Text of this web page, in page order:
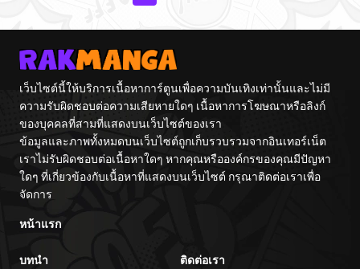
เว็บไซต์นี้ให้บริการเนื้อหาการ์ตูนเพื่อความบันเทิงเท่านั้นและไม่มี
ความรับผิดชอบต่อความเสียหายใดๆ เนื้อหาการโฆษณาหรือลิงก์
ของบุคคลที่สามที่แสดงบนเว็บไซต์ของเรา
ข้อมูลและภาพทั้งหมดบนเว็บไซต์ถูกเก็บรวบรวมจากอินเทอร์เน็ต
เราไม่รับผิดชอบต่อเนื้อหาใดๆ หากคุณหรือองค์กรของคุณมีปัญหา
ใดๆ ที่เกี่ยวข้องกับเนื้อหาที่แสดงบนเว็บไซต์ กรุณาติดต่อเราเพื่อ
จัดการ
หน้าแรก
บทนำ ติดต่อเรา